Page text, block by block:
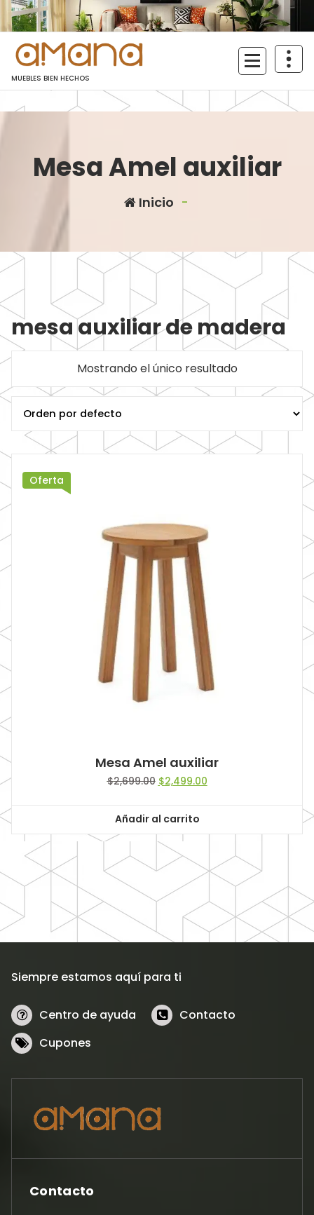
Saltar
al
contenido
MUEBLES BIEN HECHOS
Mesa Amel auxiliar
Inicio -
mesa auxiliar de madera
Mostrando el único resultado
Oferta
Mesa Amel auxiliar
$2,699.00 Original
$2,699.00.
$2,499.00Current
Añadir al carrito
Siempre estamos aquí para ti
Centro de ayuda
Contacto
Cupones
Contacto